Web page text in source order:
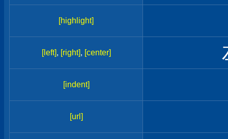
[highlight]
[left], [right], [center]
[indent]
[url]